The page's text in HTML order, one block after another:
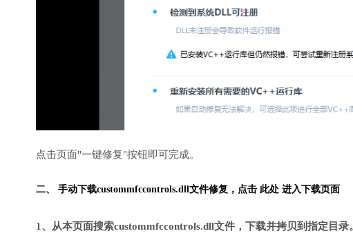
点击页面"一键修复"按钮即可完成。
二、 手动下载custommfccontrols.dll文件修复， 点击 此处 进入下载页面
1、从本页面搜索custommfccontrols.dll文件，下载并拷贝到指定目